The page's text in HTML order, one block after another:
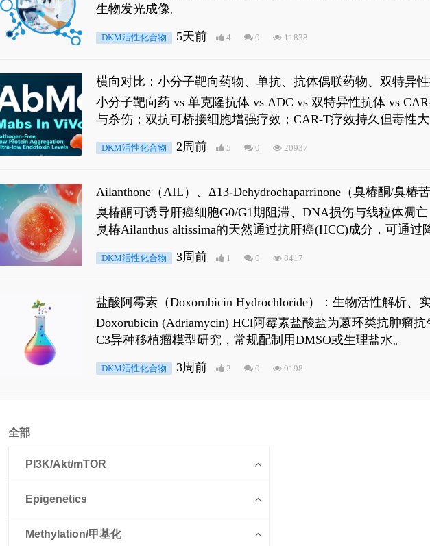
生物发光成像。
DKM活性化合物 5天前 4 0 11838
横向对比：小分子靶向药物、单抗、抗体偶联药物、双特异
小分子靶向药 vs 单克隆抗体 vs ADC vs 双特异性抗体 vs
与杀伤；双抗可桥接细胞增强疗效；CAR-T疗效持久但毒性大
DKM活性化合物 2周前 5 0 20937
Ailanthone（AIL）、Δ13-Dehydrochaparrinone（臭椿酮/臭椿
臭椿酮可诱导肝癌细胞G0/G1期阻滞、DNA损伤与线粒体凋
臭椿Ailanthus altissima的天然通过抗肝癌(HCC)成分，可通
是全长 Androgen Receptor (AR-FL)和组成型活性截断AR剪
DKM活性化合物 3周前 1 0 8417
盐酸阿霉素（Doxorubicin Hydrochloride）：生物活性解析、
Doxorubicin (Adriamycin) HCl阿霉素盐酸盐为蒽环类抗肿瘤
C3异种移植瘤模型研究，常规配制用DMSO或生理盐水。
DKM活性化合物 3周前 2 0 9198
全部
PI3K/Akt/mTOR
Epigenetics
Methylation/甲基化